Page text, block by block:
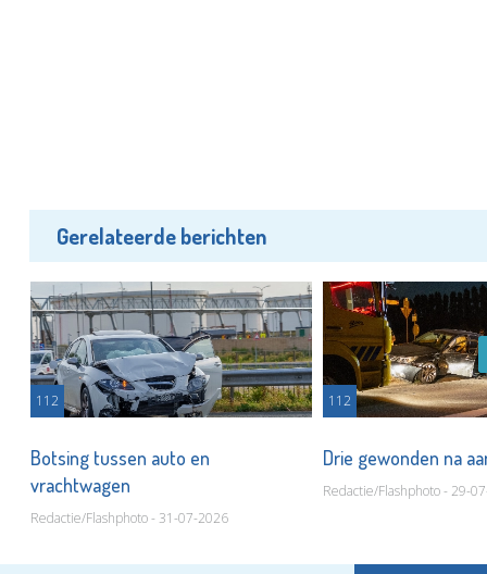
Gerelateerde berichten
112
Botsing tussen auto en
vrachtwagen
Redactie/Flashphoto - 31-07-2026
112
Drie gewonden na
Redactie/Flashphoto - 29-